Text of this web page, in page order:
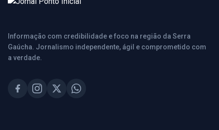
Informação com credibilidade e foco na região da Serra
Gaúcha. Jornalismo independente, ágil e comprometido com
a verdade.